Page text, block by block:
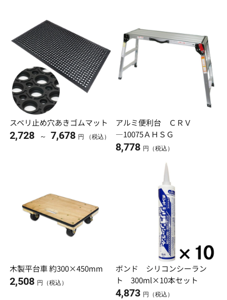
スベリ止め穴あきゴムマット
2,728 ～ 7,678 円 （税込）
アルミ便利台 ＣＲＶ
―10075ＡＨＳＧ
8,778 円（税込）
木製平台車 約300×450mm
2,508 円（税込）
ボンド シリコンシーラン
ト 300ml×10本セット
4,873 円（税込）